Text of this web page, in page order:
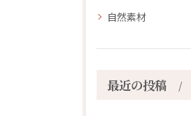
自然素材
最近の投稿